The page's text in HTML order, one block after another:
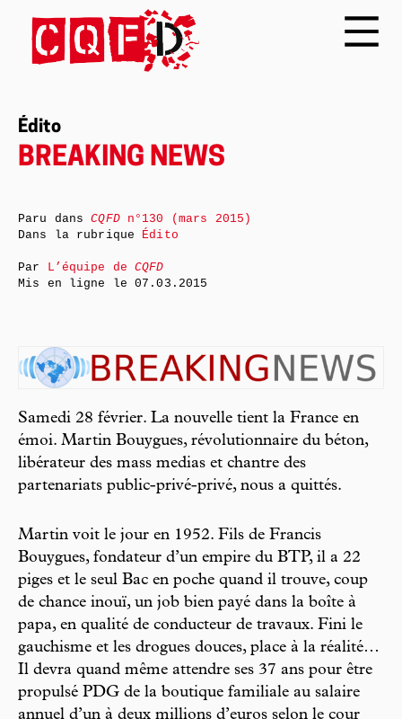
Édito
BREAKING NEWS
Samedi 28 février. La nouvelle tient la France en
émoi. Martin Bouygues, révolutionnaire du béton,
libérateur des mass medias et chantre des
partenariats public-privé-privé, nous a quittés.
Martin voit le jour en 1952. Fils de Francis
Bouygues, fondateur d’un empire du BTP, il a 22
piges et le seul Bac en poche quand il trouve, coup
de chance inouï, un job bien payé dans la boîte à
papa, en qualité de conducteur de travaux. Fini le
gauchisme et les drogues douces, place à la réalité…
Il devra quand même attendre ses 37 ans pour être
propulsé PDG de la boutique familiale au salaire
annuel d’un à deux millions d’euros selon le cour
Paru dansCQFDn°130 (mars 2015)
Dans la rubrique Édito
Par L’équipe deCQFD
Mis en ligne le07.03.2015